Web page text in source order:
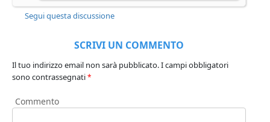
Segui questa discussione
SCRIVI UN COMMENTO
Il tuo indirizzo email non sarà pubblicato.I campi obbligatori
sono contrassegnati*
Commento